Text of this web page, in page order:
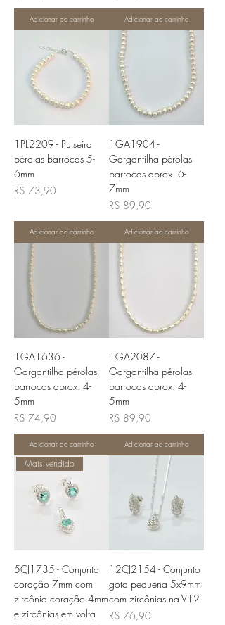
Adicionar ao carrinho Adicionar ao carrinho
1PL2209 - Pulseira
pérolas barrocas 5-
6mm
Preço
R$ 73,90
Adicionar ao carrinho
1GA1904 -
Gargantilha pérolas
barrocas aprox. 6-
7mm
Preço
R$ 89,90
Adicionar ao carrinho
1GA1636 -
Gargantilha pérolas
barrocas aprox. 4-
5mm
Preço
R$ 74,90
Adicionar ao carrinho
1GA2087 -
Gargantilha pérolas
barrocas aprox. 4-
5mm
Preço
R$ 89,90
Adicionar ao carrinho
Mais vendido
5CJ1735 - Conjunto
coração 7mm com
zircônia coração 4mm
e zircônias em volta
12CJ2154 - Conjunto
gota pequena 5x9mm
com zircônias na V12
Preço
R$ 76,90